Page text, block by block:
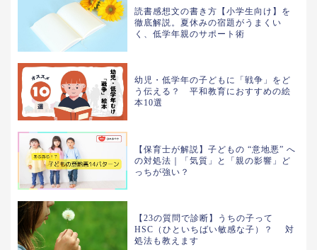
読書感想文の書き方【小学生向け】を
徹底解説。夏休みの宿題がうまくい
く、低学年親のサポート術
幼児・低学年の子どもに「戦争」をど
う伝える？ 平和教育におすすめの絵
本10選
【保育士が解説】子どもの “意地悪” へ
の対処法｜「気質」と「親の影響」ど
っちが強い？
【23の質問で診断】うちの子って
HSC（ひといちばい敏感な子）？ 対
処法も教えます